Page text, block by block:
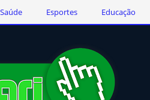
Saúde Esportes Educação